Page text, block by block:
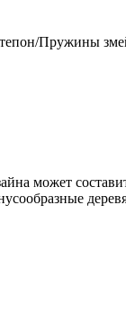
Пружины
может